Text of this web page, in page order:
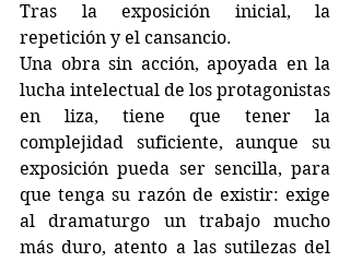
Tras la exposición inicial, la
repetición y el cansancio.
Una obra sin acción, apoyada en la
lucha intelectual de los protagonistas
en liza, tiene que tener la
complejidad suficiente, aunque su
exposición pueda ser sencilla, para
que tenga su razón de existir: exige
al dramaturgo un trabajo mucho
más duro, atento a las sutilezas del